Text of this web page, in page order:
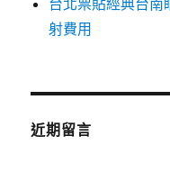
台北票貼經典台南
射費用
近期留言